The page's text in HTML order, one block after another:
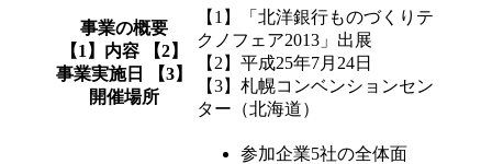
事業の概要
【1】内容 【2】
事業実施日 【3】
開催場所
【1】「北洋銀行ものづくりテ
クノフェア2013」出展
【2】平成25年7月24日
【3】札幌コンベンションセン
ター（北海道）
参加企業5社の全体面